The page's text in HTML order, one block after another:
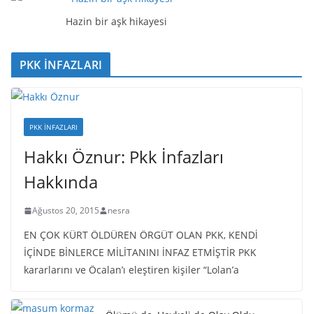
Hazin bir aşk hikayesi
PKK İNFAZLARI
PKK İNFAZLARI
Hakkı Öznur: Pkk İnfazları
Hakkında
Ağustos 20, 2015 nesra
EN ÇOK KÜRT ÖLDÜREN ÖRGÜT OLAN PKK, KENDİ
İÇİNDE BİNLERCE MİLİTANINI İNFAZ ETMİŞTİR PKK
kararlarını ve Öcalan’ı eleştiren kişiler “Lolan’a